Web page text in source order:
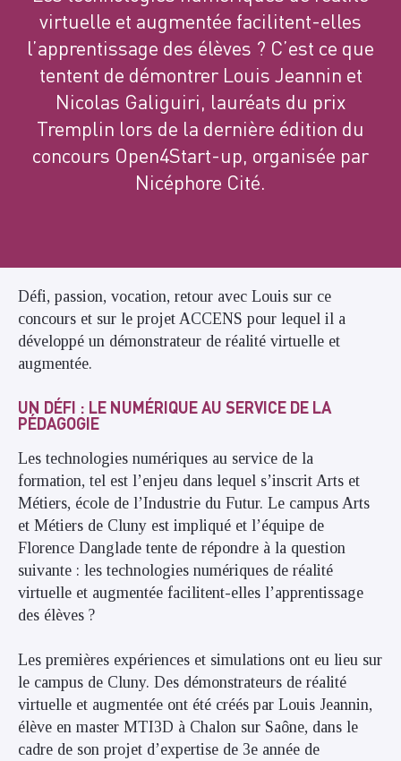
virtuelle et augmentée facilitent-elles
l’apprentissage des élèves ? C’est ce que
tentent de démontrer Louis Jeannin et
Nicolas Galiguiri, lauréats du prix
Tremplin lors de la dernière édition du
concours Open4Start-up, organisée par
Nicéphore Cité.
Défi, passion, vocation, retour avec Louis sur ce
concours et sur le projet ACCENS pour lequel il a
développé un démonstrateur de réalité virtuelle et
augmentée.
UN DÉFI : LE NUMÉRIQUE AU SERVICE DE LA
PÉDAGOGIE
Les technologies numériques au service de la
formation, tel est l’enjeu dans lequel s’inscrit Arts et
Métiers, école de l’Industrie du Futur. Le campus Arts
et Métiers de Cluny est impliqué et l’équipe de
Florence Danglade tente de répondre à la question
suivante : les technologies numériques de réalité
virtuelle et augmentée facilitent-elles l’apprentissage
des élèves ?
Les premières expériences et simulations ont eu lieu sur
le campus de Cluny. Des démonstrateurs de réalité
virtuelle et augmentée ont été créés par Louis Jeannin,
élève en master MTI3D à Chalon sur Saône, dans le
cadre de son projet d’expertise de 3e année de